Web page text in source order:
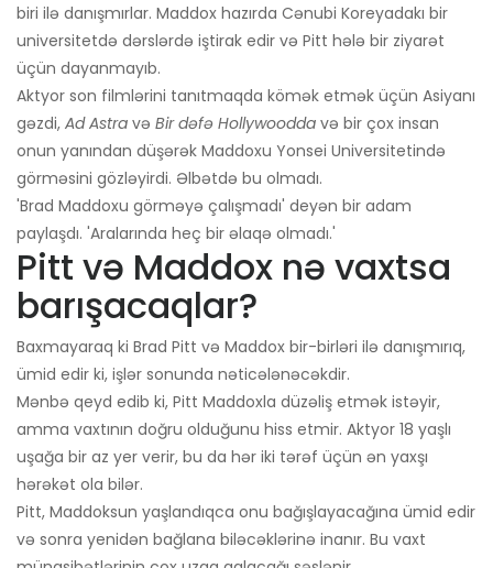
biri ilə danışmırlar. Maddox hazırda Cənubi Koreyadakı bir
universitetdə dərslərdə iştirak edir və Pitt hələ bir ziyarət
üçün dayanmayıb.
Aktyor son filmlərini tanıtmaqda kömək etmək üçün Asiyanı
gəzdi, Ad Astra və Bir dəfə Hollywoodda və bir çox insan
onun yanından düşərək Maddoxu Yonsei Universitetində
görməsini gözləyirdi. Əlbətdə bu olmadı.
'Brad Maddoxu görməyə çalışmadı' deyən bir adam
paylaşdı. 'Aralarında heç bir əlaqə olmadı.'
Pitt və Maddox nə vaxtsa
barışacaqlar?
Baxmayaraq ki Brad Pitt və Maddox bir-birləri ilə danışmırıq,
ümid edir ki, işlər sonunda nəticələnəcəkdir.
Mənbə qeyd edib ki, Pitt Maddoxla düzəliş etmək istəyir,
amma vaxtının doğru olduğunu hiss etmir. Aktyor 18 yaşlı
uşağa bir az yer verir, bu da hər iki tərəf üçün ən yaxşı
hərəkət ola bilər.
Pitt, Maddoksun yaşlandıqca onu bağışlayacağına ümid edir
və sonra yenidən bağlana biləcəklərinə inanır. Bu vaxt